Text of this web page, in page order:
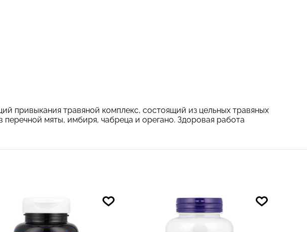
привыкания травяной комплекс, состоящий из цельных травяных
перечной мяты, имбиря, чабреца и орегано. Здоровая работа